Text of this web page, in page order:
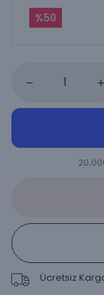
%50
Ücretsiz